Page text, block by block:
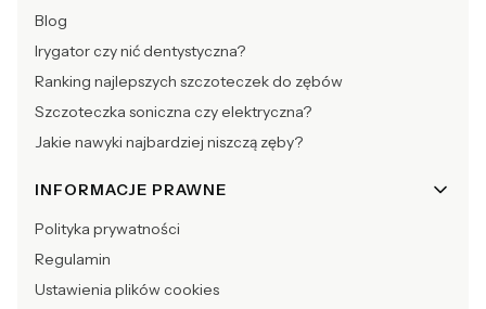
Blog
Irygator czy nić dentystyczna?
Ranking najlepszych szczoteczek do zębów
Szczoteczka soniczna czy elektryczna?
Jakie nawyki najbardziej niszczą zęby?
INFORMACJE PRAWNE
Polityka prywatności
Regulamin
Ustawienia plików cookies